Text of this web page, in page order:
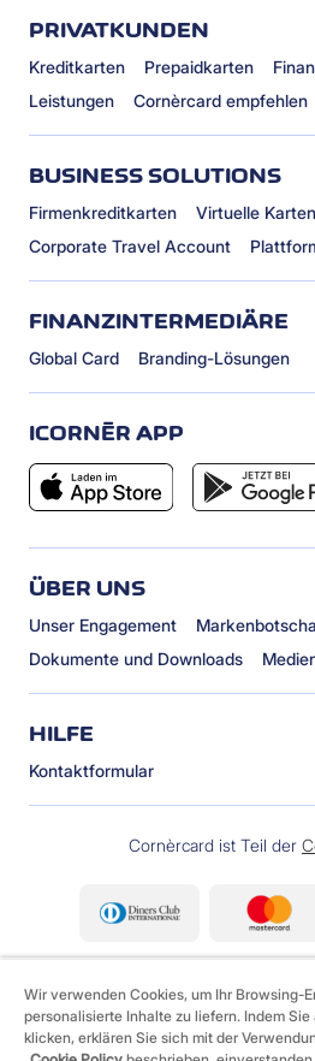
PRIVATKUNDEN
Kreditkarten Prepaidkarten
Leistungen
Cornèrcard empfehlen
BUSINESS SOLUTIONS
Firmenkreditkarten
Virtuelle Karten
Corporate Travel Account
FINANZINTERMEDIÄRE
Global Card Branding-Lösungen
ICORNÈR APP
ÜBER UNS
Unser Engagement
Dokumente und Downloads
HILFE
Kontaktformular
Cornèrcard ist Teil der
Wir verwenden Cookies, um Ihr Browsing-
personalisierte Inhalte zu liefern. Indem
klicken, erklären Sie sich mit der